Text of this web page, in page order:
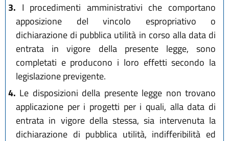
3. I procedimenti amministrativi che comportano
apposizione del vincolo espropriativo o
dichiarazione di pubblica utilità in corso alla data di
entrata in vigore della presente legge, sono
completati e producono i loro effetti secondo la
legislazione previgente.
4. Le disposizioni della presente legge non trovano
applicazione per i progetti per i quali, alla data di
entrata in vigore della stessa, sia intervenuta la
dichiarazione di pubblica utilità, indifferibilità ed